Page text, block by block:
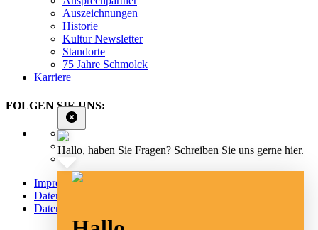
Auszeichnungen
Historie
Kultur Newsletter
Standorte
75 Jahre Schmolck
Karriere
FOLGEN SIE UNS:
Impressum
Datenschutz
Datenschutz Social Media
Hallo, haben Sie Fragen? Schreiben Sie uns gerne hier.